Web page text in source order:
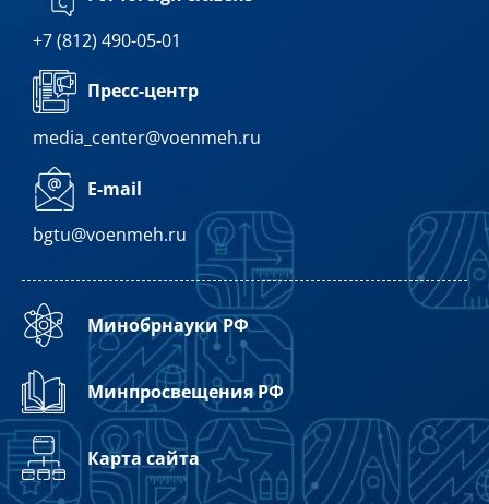
+7 (812) 490-05-01
Пресс-центр
media_center@voenmeh.ru
E-mail
bgtu@voenmeh.ru
Минобрнауки РФ
Минпросвещения РФ
Карта сайта